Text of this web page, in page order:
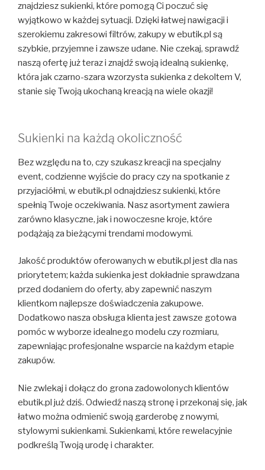
znajdziesz sukienki, które pomogą Ci poczuć się
wyjątkowo w każdej sytuacji. Dzięki łatwej nawigacji i
szerokiemu zakresowi filtrów, zakupy w ebutik.pl są
szybkie, przyjemne i zawsze udane. Nie czekaj, sprawdź
naszą ofertę już teraz i znajdź swoją idealną sukienkę,
która jak czarno-szara wzorzysta sukienka z dekoltem V,
stanie się Twoją ukochaną kreacją na wiele okazji!
Sukienki na każdą okoliczność
Bez względu na to, czy szukasz kreacji na specjalny
event, codzienne wyjście do pracy czy na spotkanie z
przyjaciółmi, w ebutik.pl odnajdziesz sukienki, które
spełnią Twoje oczekiwania. Nasz asortyment zawiera
zarówno klasyczne, jak i nowoczesne kroje, które
podążają za bieżącymi trendami modowymi.
Jakość produktów oferowanych w ebutik.pl jest dla nas
priorytetem; każda sukienka jest dokładnie sprawdzana
przed dodaniem do oferty, aby zapewnić naszym
klientkom najlepsze doświadczenia zakupowe.
Dodatkowo nasza obsługa klienta jest zawsze gotowa
pomóc w wyborze idealnego modelu czy rozmiaru,
zapewniając profesjonalne wsparcie na każdym etapie
zakupów.
Nie zwlekaj i dołącz do grona zadowolonych klientów
ebutik.pl już dziś. Odwiedź naszą stronę i przekonaj się, jak
łatwo można odmienić swoją garderobę z nowymi,
stylowymi sukienkami. Sukienkami, które rewelacyjnie
podkreślą Twoją urodę i charakter.